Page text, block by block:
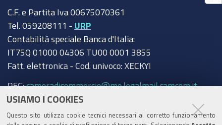
USIAMO I COOKIES
Questo sito utilizza cookie tecnici necessari al corretto funzionamento
C.F. e Partita Iva 00675070361
Tel. 059208111 - URP
Contabilità speciale Banca d'Italia:
IT75Q 01000 04306 TU00 0001 3855
Fatt. elettronica - Cod. univoco: XECKYI
PEC:cameradicommercio@mo.legalmail.camcom.it
Trasparenza